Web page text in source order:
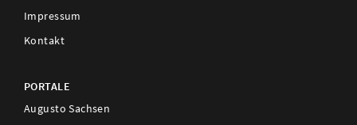
Impressum
Kontakt
PORTALE
Augusto Sachsen